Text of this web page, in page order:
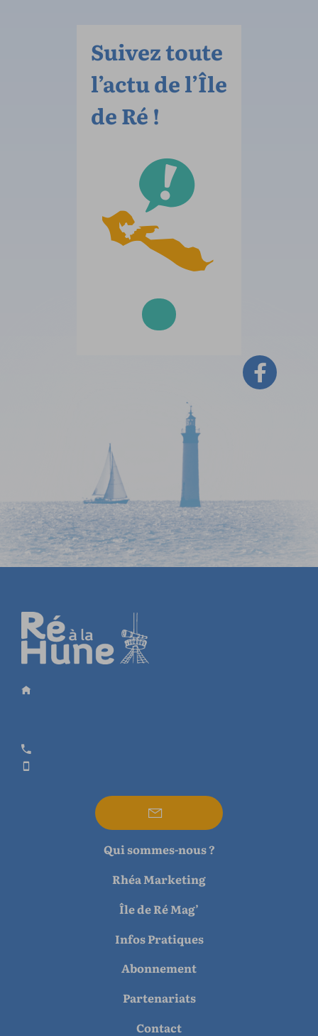
Suivez toute
l’actu de l’Île
de Ré !
Qui sommes-nous ?
Rhéa Marketing
Île de Ré Mag’
Infos Pratiques
Abonnement
Partenariats
Contact